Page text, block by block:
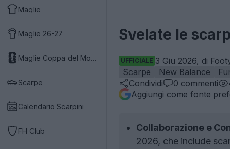
Maglie
Maglie 26-27
Maglie Coppa del Mondo 2026
Scarpe
Calendario Scarpini
FH Club
Svelate le
UFFICIALE 3 Giu 2026, di
Scarpe
New Balance
Condividi
0 commenti
Aggiungi come fonte
Collaborazione e
2026, che include